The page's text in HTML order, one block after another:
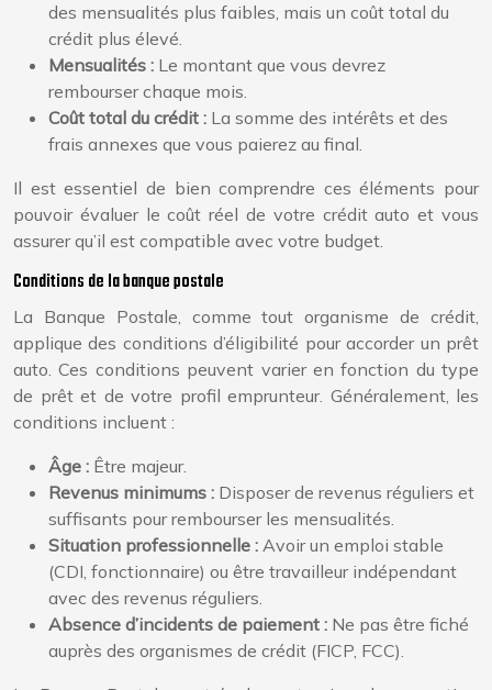
des mensualités plus faibles, mais un coût total du
crédit plus élevé.
Mensualités : Le montant que vous devrez
rembourser chaque mois.
Coût total du crédit : La somme des intérêts et des
frais annexes que vous paierez au final.
Il est essentiel de bien comprendre ces éléments pour
pouvoir évaluer le coût réel de votre crédit auto et vous
assurer qu’il est compatible avec votre budget.
Conditions de la banque postale
La Banque Postale, comme tout organisme de crédit,
applique des conditions d’éligibilité pour accorder un prêt
auto. Ces conditions peuvent varier en fonction du type
de prêt et de votre profil emprunteur. Généralement, les
conditions incluent :
Âge : Être majeur.
Revenus minimums : Disposer de revenus réguliers et
suffisants pour rembourser les mensualités.
Situation professionnelle : Avoir un emploi stable
(CDI, fonctionnaire) ou être travailleur indépendant
avec des revenus réguliers.
Absence d’incidents de paiement : Ne pas être fiché
auprès des organismes de crédit (FICP, FCC).